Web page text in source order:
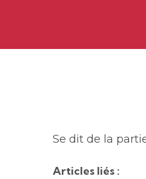
Se dit de la
Articles liés :